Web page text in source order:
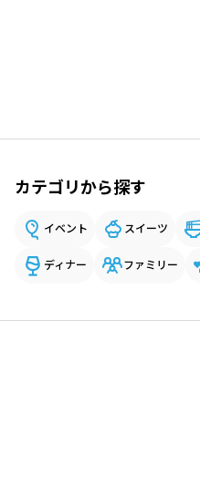
カテゴリから探す
イベント スイーツ
ディナー ファミリー